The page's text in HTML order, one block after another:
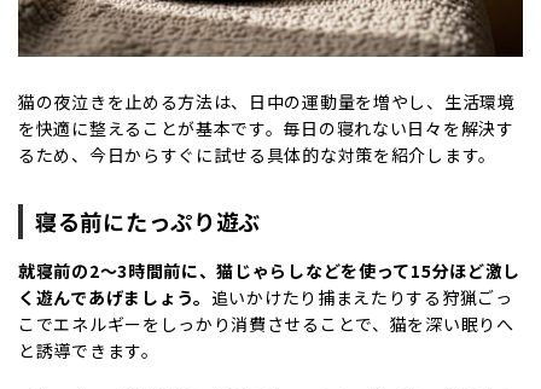
猫の夜泣きを止める方法は、日中の運動量を増やし、生活環境
を快適に整えることが基本です。毎日の寝れない日々を解決す
るため、今日からすぐに試せる具体的な対策を紹介します。
寝る前にたっぷり遊ぶ
就寝前の2〜3時間前に、猫じゃらしなどを使って15分ほど激し
く遊んであげましょう。 追いかけたり捕まえたりする狩猟ごっ
こでエネルギーをしっかり消費させることで、猫を深い眠りへ
と誘導できます。